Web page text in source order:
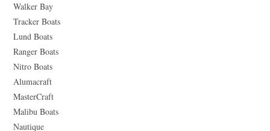
Walker Bay
Tracker Boats
Lund Boats
Ranger Boats
Nitro Boats
Alumacraft
MasterCraft
Malibu Boats
Nautique